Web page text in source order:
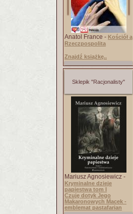
Anatol France - Kościół a
Rzeczpospolita
Znajdź książkę..
Sklepik "Racjonalisty"
Mariusz Agnosiewicz -
Kryminalne dzieje
papiestwa tom I
Czuję dotyk Jego
Makaronowych Macek -
emblemat pastafarian